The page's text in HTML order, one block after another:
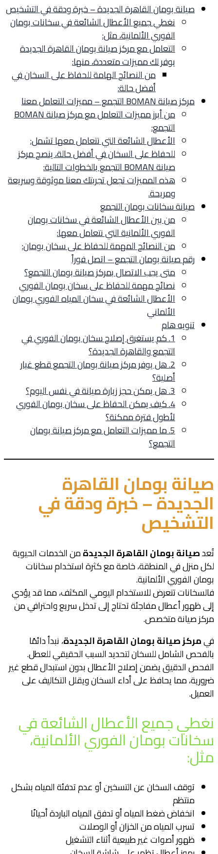
صيانة بومان القاهرة الجديدة – خبرة ودقة في التشخيص
نغطي جميع الأعطال الشائعة في سخانات بومان
الفوري الألمانية، مثل:
التعامل مع مركز صيانة بومان القاهرة الجديدة
يوفر لك مميزات متعددة، منها:
من النصائح الهامة للحفاظ على السخان في
أفضل حالة:
مركز صيانة BOMAN التجمع – مميزات التعامل معنا
من أبرز مميزات التعامل مع مركز صيانة BOMAN
التجمع:
الأعطال الشائعة التي نتعامل معها تشمل:
للحفاظ على السخان في أفضل حالة، ينصح مركز
صيانة BOMAN التجمع بالخطوات التالية:
هذه المميزات تجعل تجربتك معنا موثوقة وسريعة
ومريحة.
صيانة سخانات بومان التجمع
من بين الأعطال الشائعة في سخانات بومان
الفوري الألمانية التي نتعامل معها:
من النصائح المهمة للحفاظ على سخان بومان:
رقم صيانة بومان التجمع – اتصل فوراً
متى يجب الاتصال بمركز صيانة بومان التجمع؟
نصائح مهمة للحفاظ على سخان بومان الفوري
الأعطال الشائعة في سخان المياه الفوري بومان
الألماني
تنويه هام
1. كم يستغرق إصلاح سخان بومان الفوري في
التجمع والقاهرة الجديدة؟
2. هل يوفر مركز صيانة بومان التجمع قطع غيار
أصلية؟
3. هل يمكن حجز زيارة صيانة في نفس اليوم؟
4. كيف يمكن الحفاظ على سخان بومان الفوري
لأطول فترة ممكنة؟
5. ما مميزات التعامل مع مركز صيانة بومان
التجمع؟
صيانة بومان القاهرة
الجديدة – خبرة ودقة في
التشخيص
تُعدصيانة بومان القاهرة الجديدةمن الخدمات الحيوية
لكل منزل في المنطقة، خاصة مع كثرة استخدام سخانات
بومان الفوري الألمانية.
فالسخانات تتعرض للاستخدام اليومي المكثف، مما قد يؤدي
إلى ظهور أعطال مفاجئة تحتاج إلى تدخل سريع واحترافي من
مركز صيانة متخصص.
فيمركز صيانة بومان القاهرة الجديدة، نبدأ دائمًا
بالفحص الشامل للسخان لتحديد السبب الحقيقي للعطل.
الفحص الدقيق يضمن إصلاح الأعطال بدون استبدال قطع غير
ضرورية، مما يحافظ على أداء السخان ويقلل التكاليف على
العميل.
نغطي جميع الأعطال الشائعة في
سخانات بومان الفوري الألمانية،
مثل:
توقف السخان عن التسخين أو عدم تدفئة المياه بشكل
منتظم
انخفاض ضغط المياه أو تدفق المياه الباردة أحيانًا
تسرب المياه من الخزان أو الوصلات
ظهور أصوات غير طبيعية أثناء التشغيل